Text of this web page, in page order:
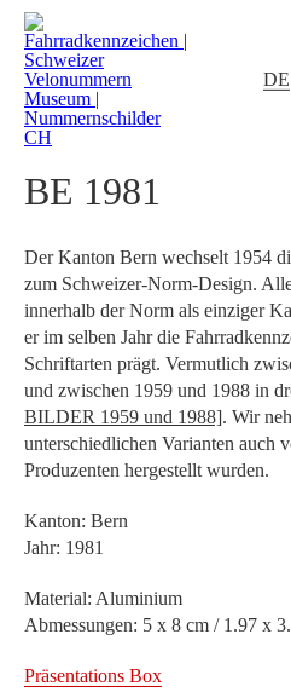
DE
BE 1981
Der Kanton Bern wechselt 1954
zum Schweizer-Norm-Design.
innerhalb der Norm als einziger
er im selben Jahr die
Schriftarten prägt. Vermutlich
und zwischen 1959 und 1988 in
BILDER 1959 und 1988]. Wir
unterschiedlichen Varianten auch
Produzenten hergestellt wurden.
Kanton: Bern
Jahr: 1981
Material: Aluminium
Abmessungen: 5 x 8 cm / 1.97 x
Präsentations Box